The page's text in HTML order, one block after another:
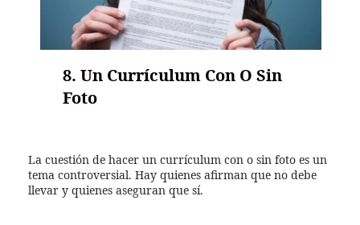
8. Un Currículum Con O Sin
Foto
La cuestión de hacer un currículum con o sin foto es un
tema controversial. Hay quienes afirman que no debe
llevar y quienes aseguran que sí.